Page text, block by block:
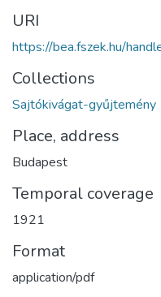
URI
https://bea.fszek.hu/
Collections
Sajtókivágat-gyűjtemény
Place, address
Budapest
Temporal coverage
1921
Format
application/pdf